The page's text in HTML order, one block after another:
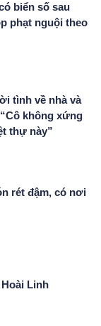
biển số sau
phạt nguội theo
tình về nhà và
không xứng
thự này”
rét đậm, có nơi
Linh